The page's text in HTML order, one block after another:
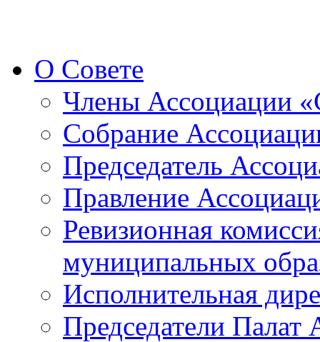
О Совете
Члены Ассоциации
Собрание
Председатель
Правление
Ревизионная
муниципальных
Исполнительная
Председатели